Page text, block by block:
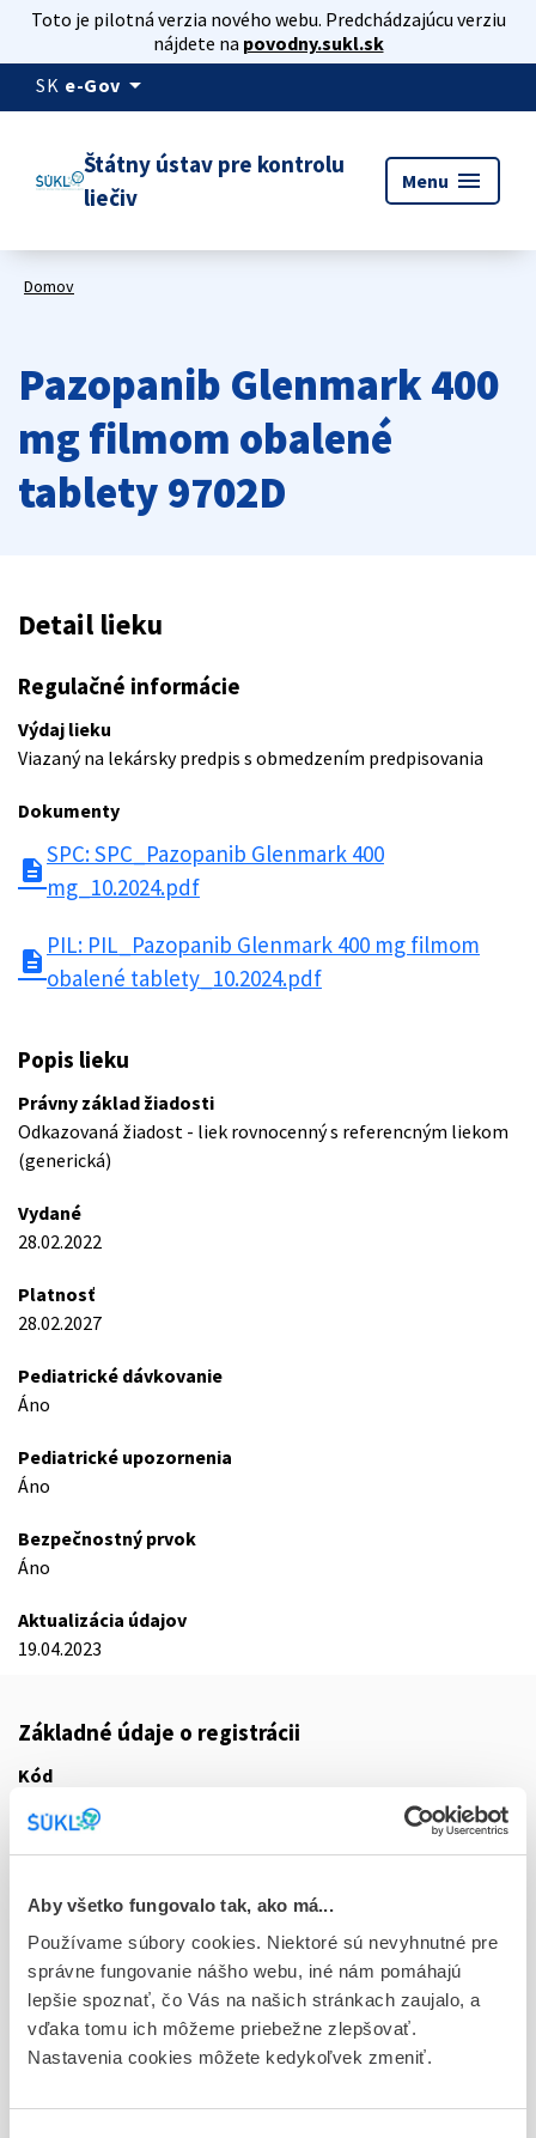
Aby všetko fungovalo tak, ako má...
Používame súbory cookies. Niektoré sú nevyhnutné pre
správne fungovanie nášho webu, iné nám pomáhajú
lepšie spoznať, čo Vás na našich stránkach zaujalo, a
vďaka tomu ich môžeme priebežne zlepšovať.
Nastavenia cookies môžete kedykoľvek zmeniť.
Toto je pilotná verzia nového webu. Predchádzajúcu verziu
nájdete na povodny.sukl.sk
SK e-Gov arrow_drop_down
Štátny ústav pre kontrolu
liečiv
Menu menu
Domov
Pazopanib Glenmark 400
mg filmom obalené
tablety 9702D
Detail lieku
Regulačné informácie
Výdaj lieku
Viazaný na lekársky predpis s obmedzením predpisovania
Dokumenty
description
SPC: SPC_Pazopanib Glenmark 400
mg_10.2024.pdf
description
PIL: PIL_Pazopanib Glenmark 400 mg filmom
obalené tablety_10.2024.pdf
Popis lieku
Právny základ žiadosti
Odkazovaná žiadost - liek rovnocenný s referencným liekom
(generická)
Vydané
28.02.2022
Platnosť
28.02.2027
Pediatrické dávkovanie
Áno
Pediatrické upozornenia
Áno
Bezpečnostný prvok
Áno
Aktualizácia údajov
19.04.2023
Základné údaje o registrácii
Kód
Registračné číslo
Doplnok
tbl flm 30x1x400 mg (blis.Al/PVC/PE/PVDC-jednotliv.dáv.)
Stav
R - Aktuálna registrácia